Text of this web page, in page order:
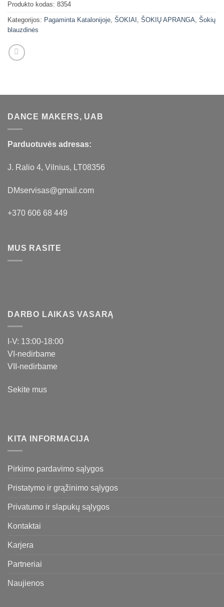
Produkto kodas: 8354
Kategorijos: Pagaminta Katalonijoje, ŠOKIAI , ŠOKIŲ APRANGA, Šokių
blauzdinės
DANCE MAKERS, UAB
Parduotuvės adresas:
J. Ralio 4, Vilnius, LT08356
DMservisas@gmail.com
+370 606 68 449
MUS RASITE
DARBO LAIKAS VASARĄ
I-V: 13:00-18:00
VI-nedirbame
VII-nedirbame
Sekite mus
KITA INFORMACIJA
Pirkimo pardavimo sąlygos
Pristatymo ir grąžinimo sąlygos
Privatumo ir slapukų sąlygos
Kontaktai
Karjera
Partneriai
Naujienos